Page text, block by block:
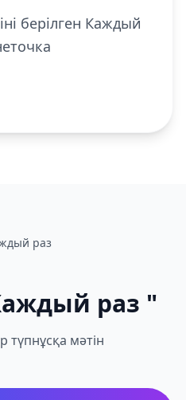
берілген Каждый
раз
раз "
түпнұсқа мәтін